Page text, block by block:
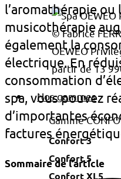
© Fabrice
OEWEO
partir de 13
Nos gammes
Gamme
Confort 3
Confort 5
Confort XL5
l’aromathérapie ou
musicothérapie
également la
électrique. En
consommation
spa, vous pouvez
d’importantes
factures
Sommaire de l’article